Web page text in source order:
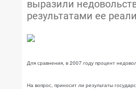
выразили
результатами ее
Для сравнения, в 2007 году процент
На вопрос, приносит ли результаты